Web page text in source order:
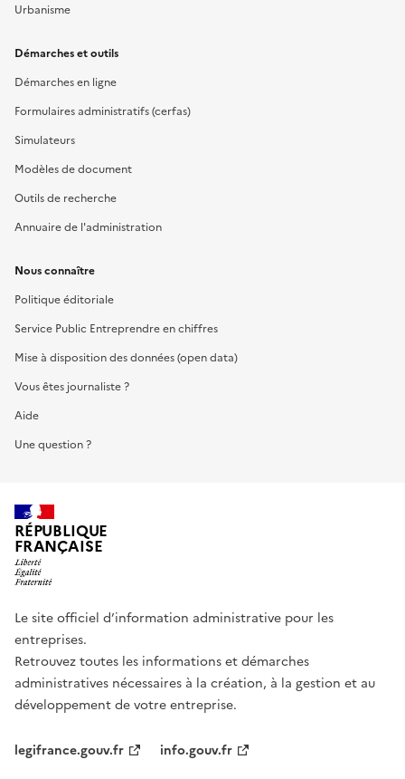
Urbanisme
Démarches et outils
Démarches en ligne
Formulaires administratifs (cerfas)
Simulateurs
Modèles de document
Outils de recherche
Annuaire de l'administration
Nous connaître
Politique éditoriale
Service Public Entreprendre en chiffres
Mise à disposition des données (open data)
Vous êtes journaliste ?
Aide
Une question ?
RÉPUBLIQUE
FRANÇAISE
Le site officiel d’information administrative pour les
entreprises.
Retrouvez toutes les informations et démarches
administratives nécessaires à la création, à la gestion et au
développement de votre entreprise.
legifrance.gouv.fr info.gouv.fr